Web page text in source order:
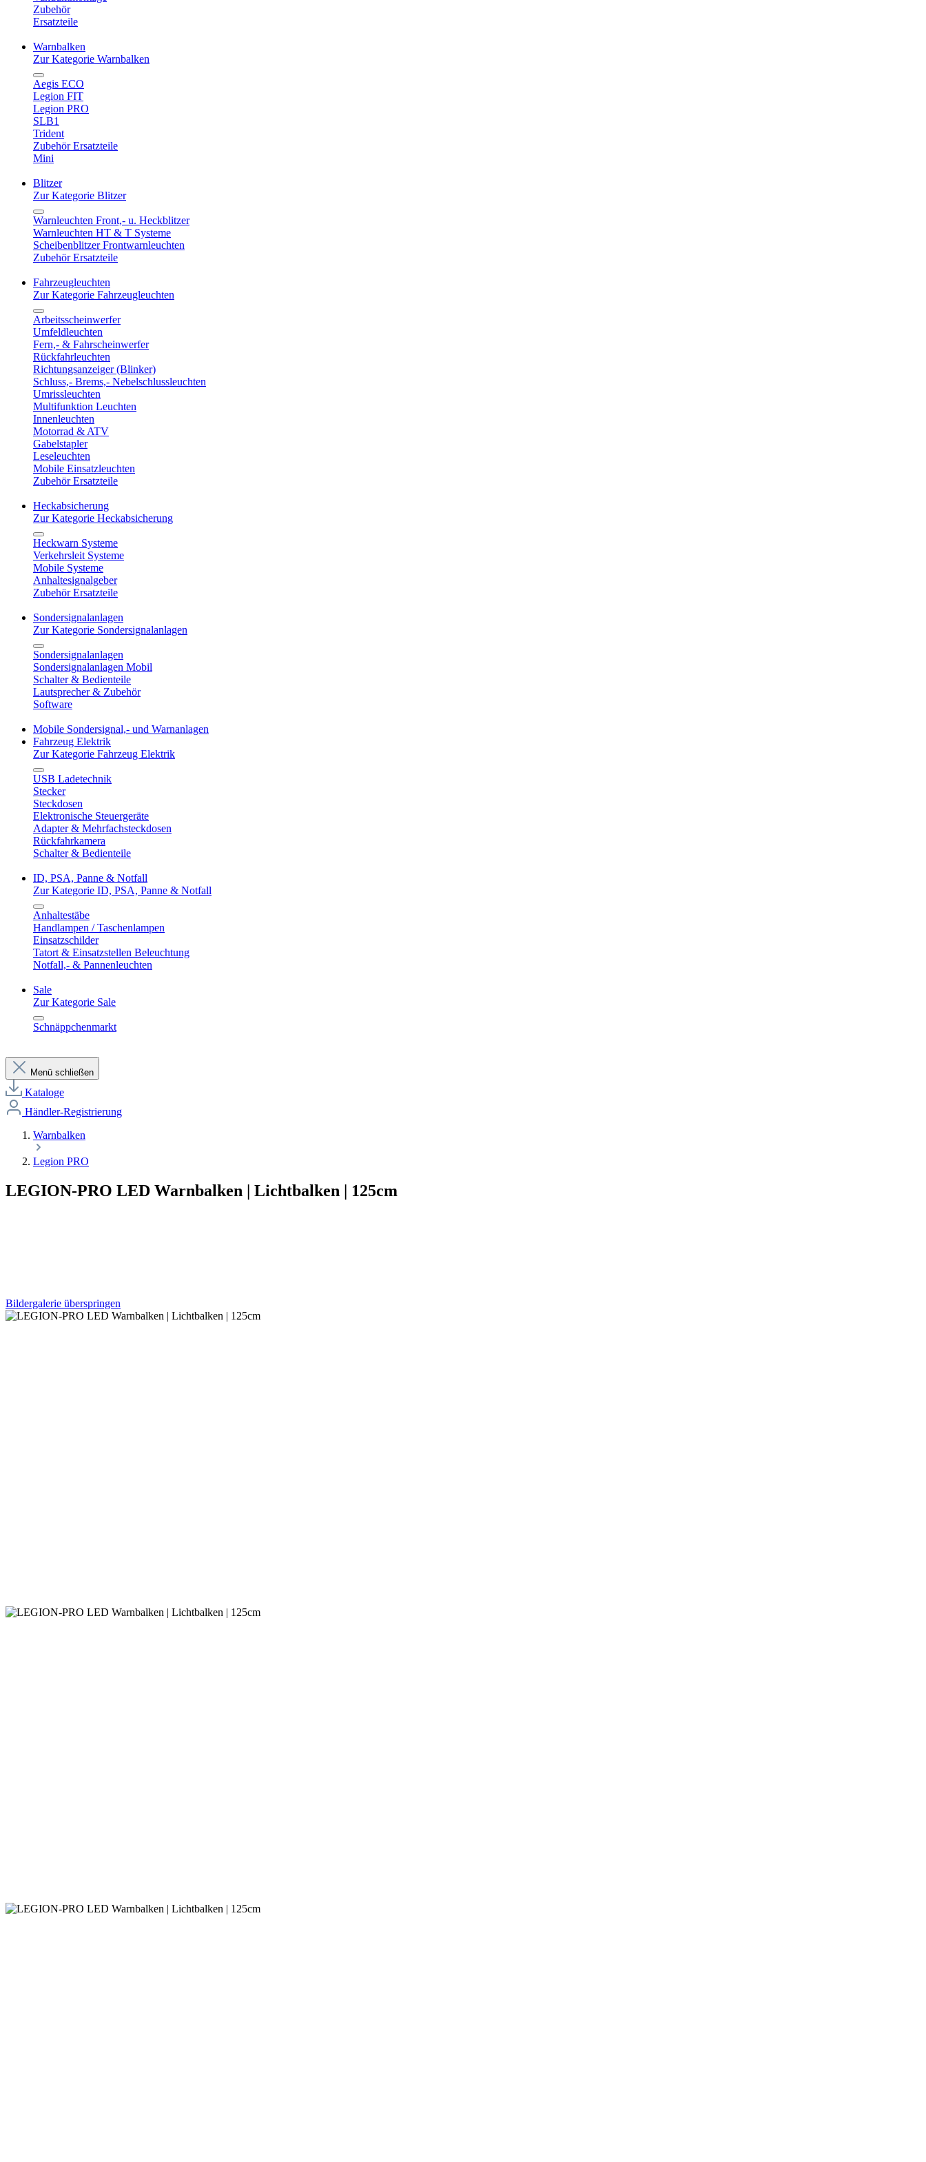
Zubehör
Ersatzteile
Warnbalken
Zur Kategorie Warnbalken
Aegis ECO
Legion FIT
Legion PRO
SLB1
Trident
Zubehör Ersatzteile
Mini
Blitzer
Zur Kategorie Blitzer
Warnleuchten Front,- u. Heckblitzer
Warnleuchten HT & T Systeme
Scheibenblitzer Frontwarnleuchten
Zubehör Ersatzteile
Fahrzeugleuchten
Zur Kategorie Fahrzeugleuchten
Arbeitsscheinwerfer
Umfeldleuchten
Fern,- & Fahrscheinwerfer
Rückfahrleuchten
Richtungsanzeiger (Blinker)
Schluss,- Brems,- Nebelschlussleuchten
Umrissleuchten
Multifunktion Leuchten
Innenleuchten
Motorrad & ATV
Gabelstapler
Leseleuchten
Mobile Einsatzleuchten
Zubehör Ersatzteile
Heckabsicherung
Zur Kategorie Heckabsicherung
Heckwarn Systeme
Verkehrsleit Systeme
Mobile Systeme
Anhaltesignalgeber
Zubehör Ersatzteile
Sondersignalanlagen
Zur Kategorie Sondersignalanlagen
Sondersignalanlagen
Sondersignalanlagen Mobil
Schalter & Bedienteile
Lautsprecher & Zubehör
Software
Mobile Sondersignal,- und Warnanlagen
Fahrzeug Elektrik
Zur Kategorie Fahrzeug Elektrik
USB Ladetechnik
Stecker
Steckdosen
Elektronische Steuergeräte
Adapter & Mehrfachsteckdosen
Rückfahrkamera
Schalter & Bedienteile
ID, PSA, Panne & Notfall
Zur Kategorie ID, PSA, Panne & Notfall
Anhaltestäbe
Handlampen / Taschenlampen
Einsatzschilder
Tatort & Einsatzstellen Beleuchtung
Notfall,- & Pannenleuchten
Sale
Zur Kategorie Sale
Schnäppchenmarkt
Menü schließen
Kataloge
Händler-Registrierung
Warnbalken
Legion PRO
LEGION-PRO LED Warnbalken | Lichtbalken | 125cm
Bildergalerie überspringen